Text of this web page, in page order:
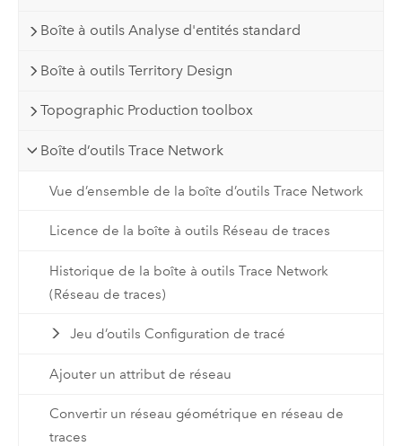
Boîte à outils Analyse d'entités standard
Boîte à outils Territory Design
Topographic Production toolbox
Boîte d’outils Trace Network
Vue d’ensemble de la boîte d’outils Trace Network
Licence de la boîte à outils Réseau de traces
Historique de la boîte à outils Trace Network
(Réseau de traces)
Jeu d’outils Configuration de tracé
Ajouter un attribut de réseau
Convertir un réseau géométrique en réseau de
traces